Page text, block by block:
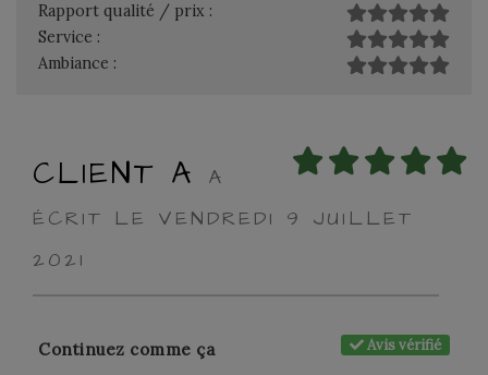
Rapport qualité / prix :
Service :
Ambiance :
CLIENT A
A
ÉCRIT LE VENDREDI 9 JUILLET
2021
Avis vérifié
Continuez comme ça